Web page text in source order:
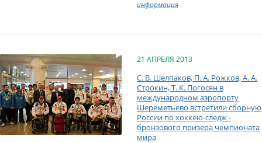
информация
21 АПРЕЛЯ 2013
С. В. Шелпаков, П. А. Рожков, А. А.
Строкин, Т. К. Погосян в
международном аэропорту
Шереметьево встретили сборную
России по хоккею-следж -
бронзового призера чемпионата
мира